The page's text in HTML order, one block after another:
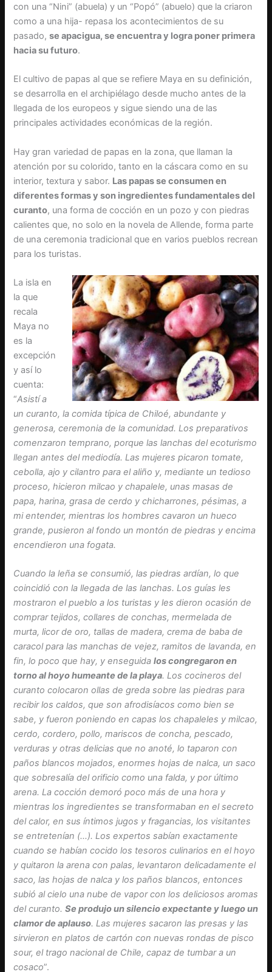
con una “Nini” (abuela) y un “Popó” (abuelo) que la criaron
como a una hija- repasa los acontecimientos de su
pasado,se apacigua, se encuentra y logra poner primera
hacia su futuro.
El cultivo de papas al que se refiere Maya en su definición,
se desarrolla en el archipiélago desde mucho antes de la
llegada de los europeos y sigue siendo una de las
principales actividades económicas de la región.
Hay gran variedad de papas en la zona, que llaman la
atención por su colorido, tanto en la cáscara como en su
interior, textura y sabor. Las papas se consumen en
diferentes formas y son ingredientes fundamentales del
curanto, una forma de cocción en un pozo y con piedras
calientes que, no solo en la novela de Allende, forma parte
de una ceremonia tradicional que en varios pueblos recrean
para los turistas.
La isla en
la que
recala
Maya no
es la
excepción
y así lo
cuenta:
“Asistí a
un curanto, la comida típica de Chiloé, abundante y
generosa, ceremonia de la comunidad. Los preparativos
comenzaron temprano, porque las lanchas del ecoturismo
llegan antes del mediodía. Las mujeres picaron tomate,
cebolla, ajo y cilantro para el aliño y, mediante un tedioso
proceso, hicieron milcao y chapalele, unas masas de
papa, harina, grasa de cerdo y chicharrones, pésimas, a
mi entender, mientras los hombres cavaron un hueco
grande, pusieron al fondo un montón de piedras y encima
encendieron una fogata.
Cuando la leña se consumió, las piedras ardían, lo que
coincidió con la llegada de las lanchas. Los guías les
mostraron el pueblo a los turistas y les dieron ocasión de
comprar tejidos, collares de conchas, mermelada de
murta, licor de oro, tallas de madera, crema de baba de
caracol para las manchas de vejez, ramitos de lavanda, en
fin, lo poco que hay, y enseguidalos congregaron en
torno al hoyo humeante de la playa. Los cocineros del
curanto colocaron ollas de greda sobre las piedras para
recibir los caldos, que son afrodisíacos como bien se
sabe, y fueron poniendo en capas los chapaleles y milcao,
cerdo, cordero, pollo, mariscos de concha, pescado,
verduras y otras delicias que no anoté, lo taparon con
paños blancos mojados, enormes hojas de nalca, un saco
que sobresalía del orificio como una falda, y por último
arena. La cocción demoró poco más de una hora y
mientras los ingredientes se transformaban en el secreto
del calor, en sus íntimos jugos y fragancias, los visitantes
se entretenían (…). Los expertos sabían exactamente
cuando se habían cocido los tesoros culinarios en el hoyo
y quitaron la arena con palas, levantaron delicadamente el
saco, las hojas de nalca y los paños blancos, entonces
subió al cielo una nube de vapor con los deliciosos aromas
del curanto.Se produjo un silencio expectante y luego un
clamor de aplauso. Las mujeres sacaron las presas y las
sirvieron en platos de cartón con nuevas rondas de pisco
sour, el trago nacional de Chile, capaz de tumbar a un
cosaco”.